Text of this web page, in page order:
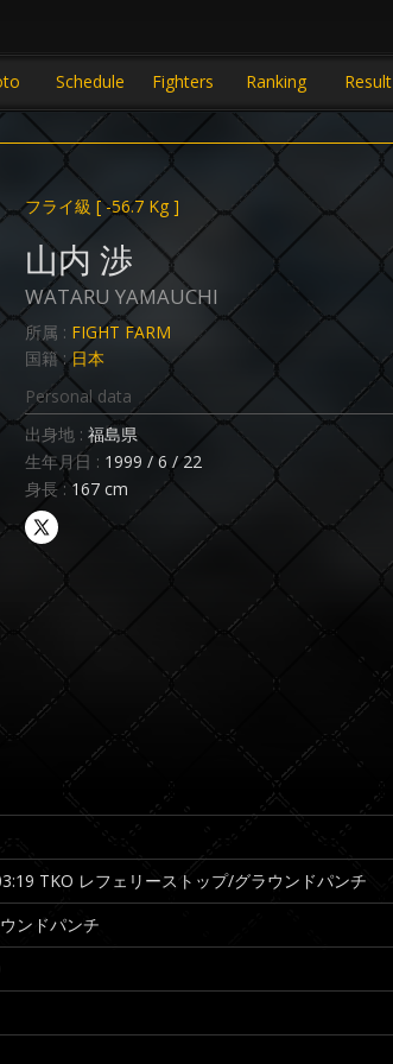
Schedule Fighters Ranking Result
フライ級 [ -56.7 Kg ]
山内 渉
WATARU YAMAUCHI
所属 : FIGHT FARM
国籍 :日本
Personal data
出身地 : 福島県
生年月日 : 1999 / 6 / 22
身長 : 167 cm
TKO レフェリーストップ/グラウンドパンチ
ンドパンチ